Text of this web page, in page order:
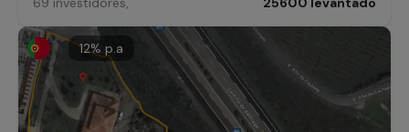
12% p.a